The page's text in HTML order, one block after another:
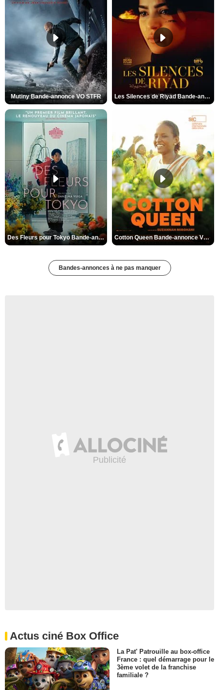
Mutiny Bande-annonce VO STFR Les Silences de Riyad Bande-annonce VO STFR
Des Fleurs pour Tokyo Bande-annonce VO STFR Cotton Queen Bande-annonce VO STFR
Bandes-annonces à ne pas manquer
Actus ciné Box Office
La Pat' Patrouille au box-office
France : quel démarrage pour le
3ème volet de la franchise
familiale ?